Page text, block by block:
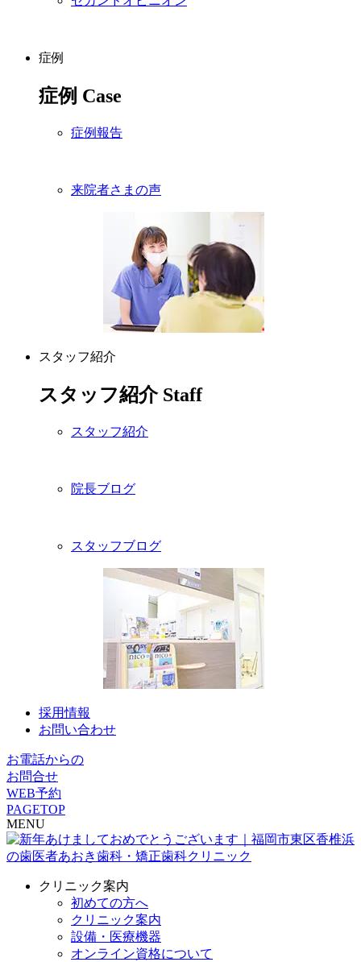
症例
症例 Case
症例報告
来院者さまの声
スタッフ紹介
スタッフ紹介 Staff
スタッフ紹介
院長ブログ
スタッフブログ
採用情報
お問い合わせ
お電話からの
お問合せ
WEB予約
PAGETOP
MENU
クリニック案内
初めての方へ
クリニック案内
設備・医療機器
オンライン資格について